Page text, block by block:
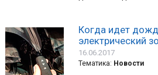
Когда идет
электрический
16.06.2017
Тематика: Новости